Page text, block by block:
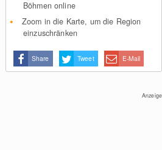
Böhmen online
Zoom in die Karte, um die Region
einzuschränken
Share Tweet E-Mail
Anzeige